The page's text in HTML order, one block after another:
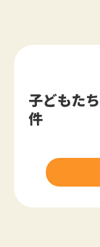
子どもた
件